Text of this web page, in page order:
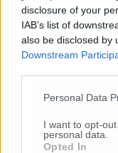
disclosure of your
IAB’s list of
also be disclosed by
Downstream
Personal Data
I want to opt-
personal data.
Opted In
cui il 25% a
garantisce al
© RIPRODUZIONE